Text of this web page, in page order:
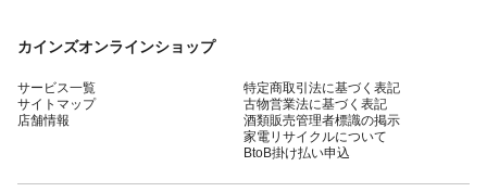
カインズオンラインショップ
サービス一覧
サイトマップ
店舗情報
特定商取引法に基づく表記
古物営業法に基づく表記
酒類販売管理者標識の掲示
家電リサイクルについて
BtoB掛け払い申込